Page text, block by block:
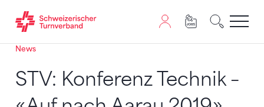
Zum Inhalt springen
Zur Sitemap navigieren
Zum Navigieren dieser Seite wird JavaScript benötigt.
News
STV: Konferenz Technik –